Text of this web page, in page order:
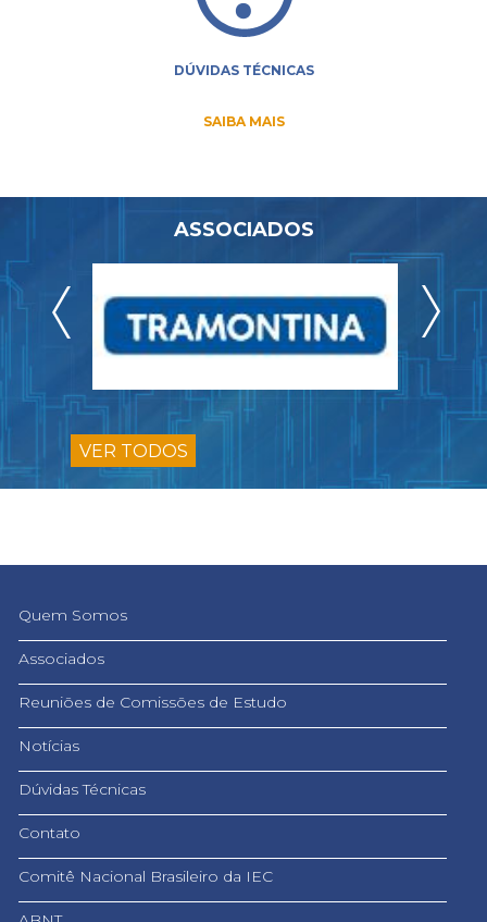
DÚVIDAS TÉCNICAS
SAIBA MAIS
ASSOCIADOS
VER TODOS
Quem Somos
Associados
Reuniões de Comissões de Estudo
Notícias
Dúvidas Técnicas
Contato
Comitê Nacional Brasileiro da IEC